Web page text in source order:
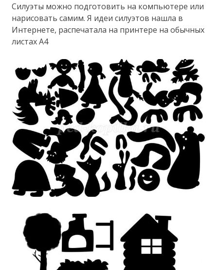
Силуэты можно подготовить на компьютере или
нарисовать самим. Я идеи силуэтов нашла в
Интернете, распечатала на принтере на обычных
листах А4